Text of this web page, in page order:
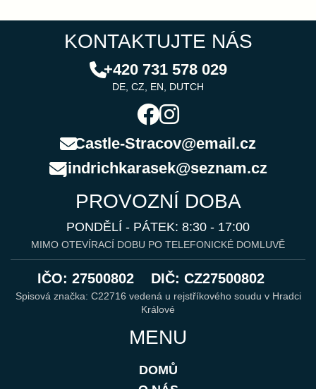
KONTAKTUJTE NÁS
+420 731 578 029
DE, CZ, EN, DUTCH
Castle-Stracov@email.cz
jindrichkarasek@seznam.cz
PROVOZNÍ DOBA
PONDĚLÍ - PÁTEK: 8:30 - 17:00
MIMO OTEVÍRACÍ DOBU PO TELEFONICKÉ DOMLUVĚ
IČO: 27500802 DIČ: CZ27500802
Spisová značka: C22716 vedená u rejstříkového soudu v Hradci
Králové
MENU
DOMŮ